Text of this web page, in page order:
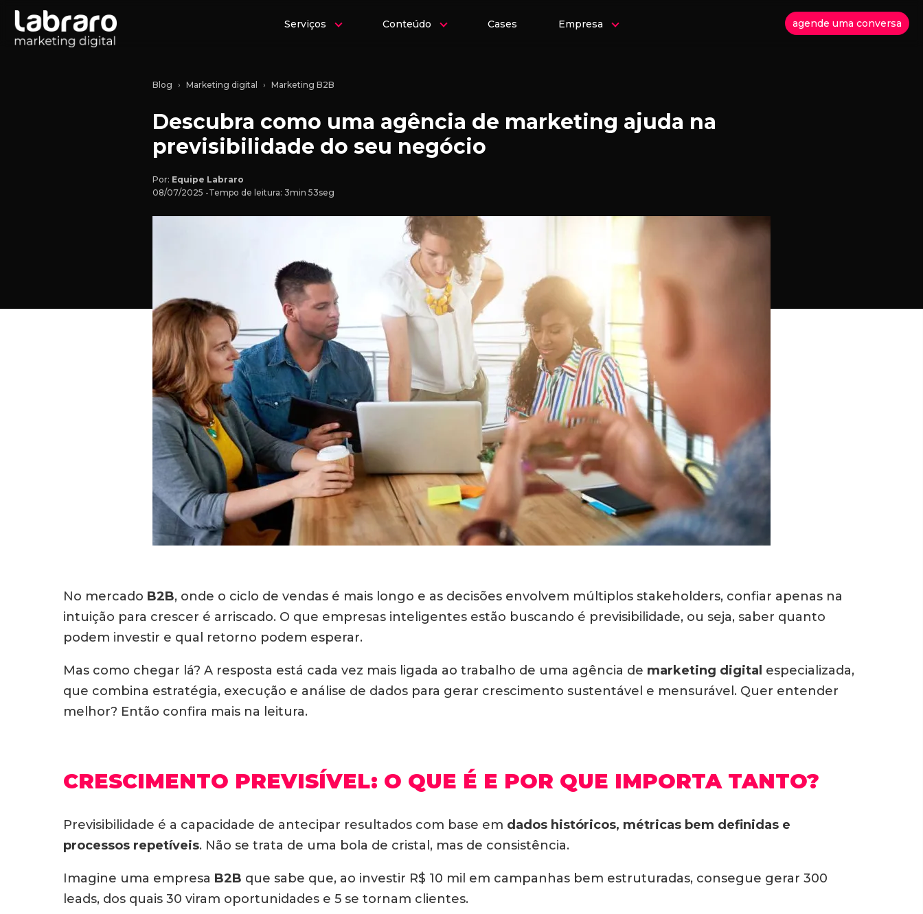
Serviços Conteúdo Cases Empresa agende uma conversa
Blog Marketing digital Marketing B2B
Descubra como uma agência de marketing ajuda na
previsibilidade do seu negócio
Por: Equipe Labraro
08/07/2025 -Tempo de leitura: 3min 53seg
No mercado B2B, onde o ciclo de vendas é mais longo e as decisões envolvem múltiplos stakeholders, confiar apenas na
intuição para crescer é arriscado. O que empresas inteligentes estão buscando é previsibilidade, ou seja, saber quanto
podem investir e qual retorno podem esperar.
Mas como chegar lá? A resposta está cada vez mais ligada ao trabalho de uma agência de marketing digital especializada,
que combina estratégia, execução e análise de dados para gerar crescimento sustentável e mensurável. Quer entender
melhor? Então confira mais na leitura.
CRESCIMENTO PREVISÍVEL: O QUE É E POR QUE IMPORTA TANTO?
Previsibilidade é a capacidade de antecipar resultados com base em dados históricos, métricas bem definidas e
processos repetíveis. Não se trata de uma bola de cristal, mas de consistência.
Imagine uma empresa B2B que sabe que, ao investir R$ 10 mil em campanhas bem estruturadas, consegue gerar 300
leads, dos quais 30 viram oportunidades e 5 se tornam clientes.